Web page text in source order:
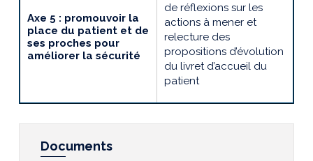
Axe 5 : promouvoir la
place du patient et de
ses proches pour
améliorer la sécurité
de réflexions sur les
actions à mener et
relecture des
propositions d’évolution
du livret d’accueil du
patient
Documents